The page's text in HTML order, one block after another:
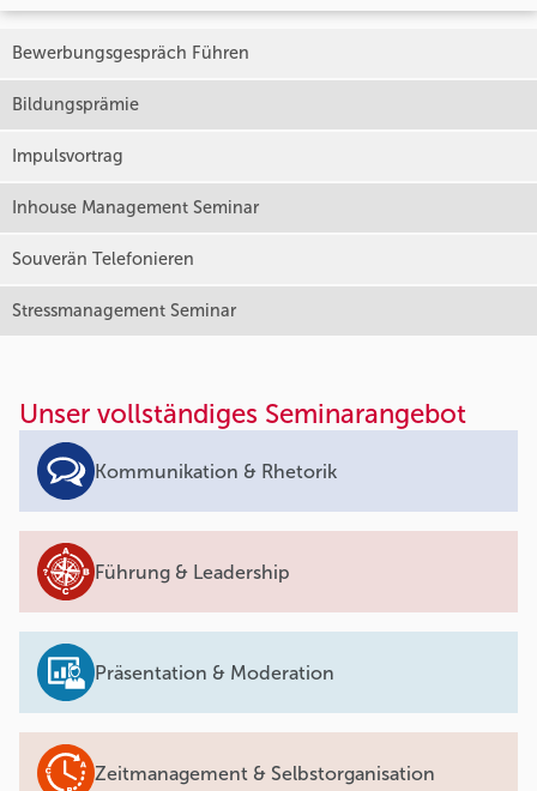
Bewerbungsgespräch Führen
Bildungsprämie
Impulsvortrag
Inhouse Management Seminar
Souverän Telefonieren
Stressmanagement Seminar
Unser vollständiges Seminarangebot
Kommunikation & Rhetorik
Führung & Leadership
Präsentation & Moderation
Zeitmanagement & Selbstorganisation